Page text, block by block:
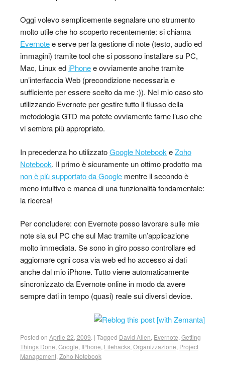
Oggi volevo semplicemente segnalare uno strumento
molto utile che ho scoperto recentemente: si chiama
Evernotee serve per la gestione di note (testo, audio ed
immagini) tramite tool che si possono installare su PC,
Mac, Linux ed iPhonee ovviamente anche tramite
un’interfaccia Web (precondizione necessaria e
sufficiente per essere scelto da me :)). Nel mio caso sto
utilizzando Evernote per gestire tutto il flusso della
metodologia GTD ma potete ovviamente farne l’uso che
vi sembra più appropriato.
In precedenza ho utilizzatoGoogle Notebook eZoho
Notebook. Il primo è sicuramente un ottimo prodotto ma
non è più supportato da Google mentre il secondo è
meno intuitivo e manca di una funzionalità fondamentale:
la ricerca!
Per concludere: con Evernote posso lavorare sulle mie
note sia sul PC che sul Mac tramite un’applicazione
molto immediata. Se sono in giro posso controllare ed
aggiornare ogni cosa via web ed ho accesso ai dati
anche dal mio iPhone. Tutto viene automaticamente
sincronizzato da Evernote online in modo da avere
sempre dati in tempo (quasi) reale sui diversi device.
Posted on Aprile 22, 2009 | Tagged David Allen Evernote Getting
Things Done Google IPhone Lifehacks Organizzazione Project
Management Zoho Notebook